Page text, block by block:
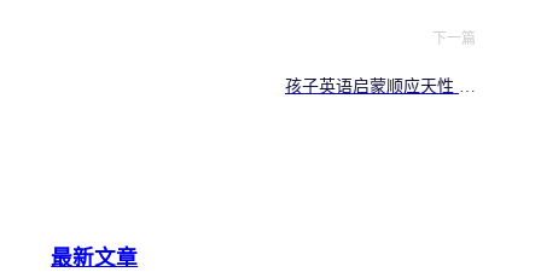
下一篇
孩子英语启蒙顺应天性 听
最新文章